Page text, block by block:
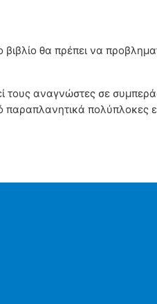
θα πρέπει να
τους αναγνώστες σε
παραπλανητικά πολύπλοκες